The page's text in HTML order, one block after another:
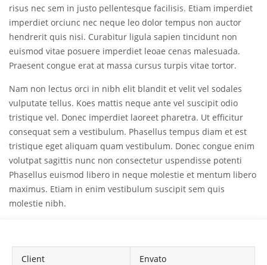
risus nec sem in justo pellentesque facilisis. Etiam imperdiet
imperdiet orciunc nec neque leo dolor tempus non auctor
hendrerit quis nisi. Curabitur ligula sapien tincidunt non
euismod vitae posuere imperdiet leoae cenas malesuada.
Praesent congue erat at massa cursus turpis vitae tortor.
Nam non lectus orci in nibh elit blandit et velit vel sodales
vulputate tellus. Koes mattis neque ante vel suscipit odio
tristique vel. Donec imperdiet laoreet pharetra. Ut efficitur
consequat sem a vestibulum. Phasellus tempus diam et est
tristique eget aliquam quam vestibulum. Donec congue enim
volutpat sagittis nunc non consectetur uspendisse potenti
Phasellus euismod libero in neque molestie et mentum libero
maximus. Etiam in enim vestibulum suscipit sem quis
molestie nibh.
Client Envato